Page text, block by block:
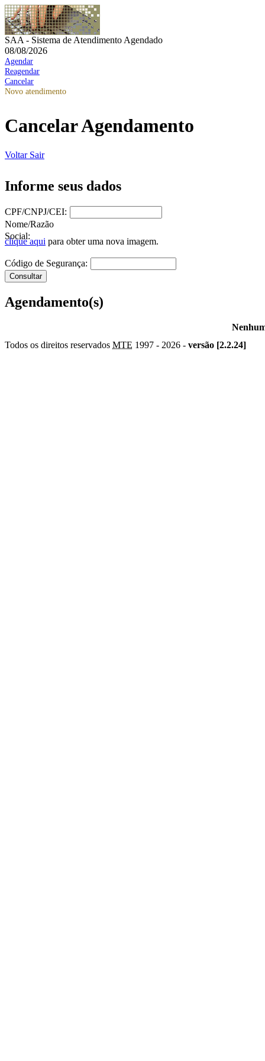
SAA - Sistema de Atendimento Agendado
08/08/2026
Agendar
Reagendar
Cancelar
Novo atendimento
Cancelar Agendamento
Voltar Sair
Informe seus dados
CPF/CNPJ/CEI:
Nome/Razão
Social:
clique aqui para obter uma nova imagem.
Código de Segurança:
Agendamento(s)
Todos os direitos reservados MTE 1997 - 2026 - versão [2.2.24]